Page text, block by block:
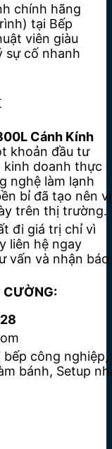
chính hãng
tại Bếp
viên giàu
sự cố nhanh
Cánh Kính
khoản đầu tư
doanh thực
nghệ làm lạnh
bỉ đã tạo nên vị
trên thị trường.
đi giá trị chỉ vì
liên hệ ngay
vấn và nhận báo
CƯỜNG:
bếp công nghiệp,
bánh, Setup